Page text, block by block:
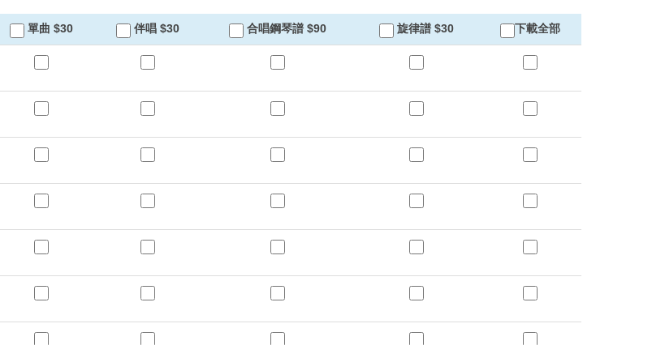
單曲 $30 伴唱 $30 合唱鋼琴譜 $90 旋律譜 $30 下載全部